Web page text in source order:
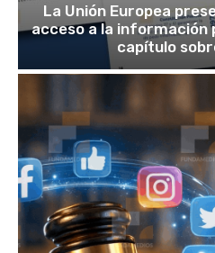
La Unión Europea
acceso a la información
capítulo